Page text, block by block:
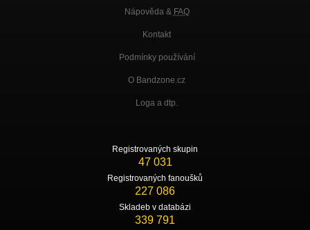
Nápověda & FAQ
Kontakt
Podmínky používání
O Bandzone.cz
Loga a dtp.
Registrovaných skupin
47 031
Registrovaných fanoušků
227 086
Skladeb v databázi
339 791